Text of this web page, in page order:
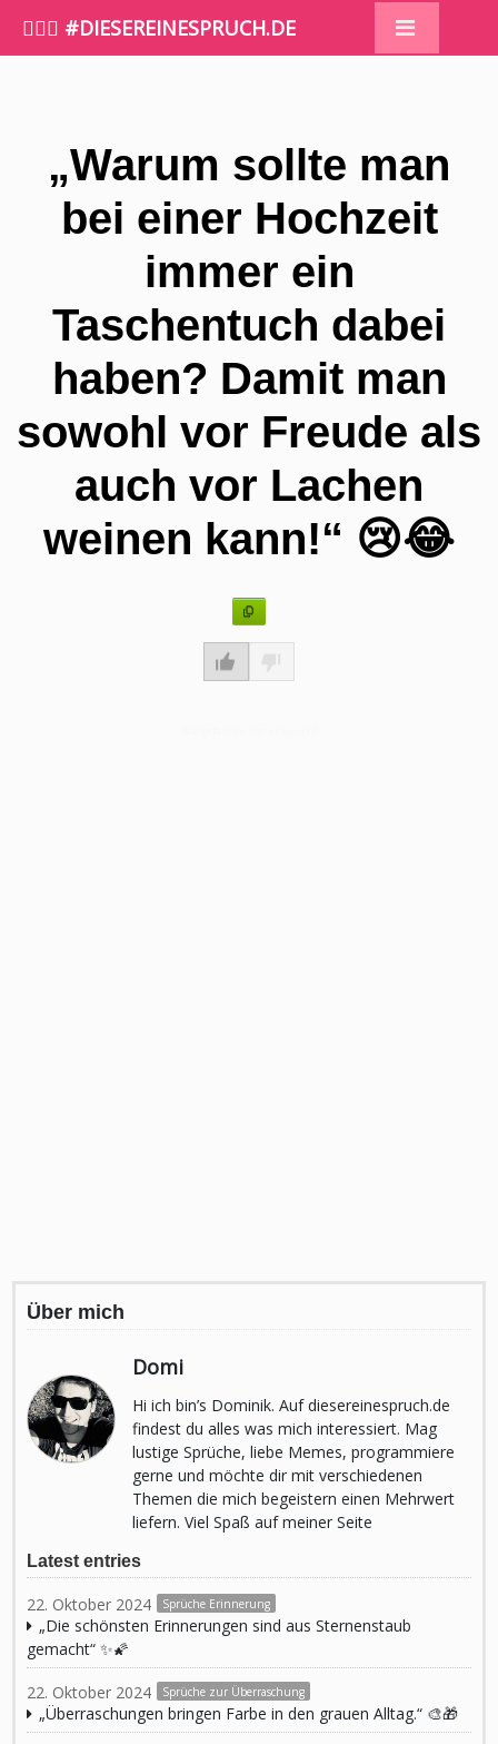
🤷🏼‍♀️ #DIESEREINESPRUCH.DE
„Warum sollte man
bei einer Hochzeit
immer ein
Taschentuch dabei
haben? Damit man
sowohl vor Freude als
auch vor Lachen
weinen kann!“ 😢😂
Über mich
Domi
Hi ich bin’s Dominik. Auf diesereinespruch.de
findest du alles was mich interessiert. Mag
lustige Sprüche, liebe Memes, programmiere
gerne und möchte dir mit verschiedenen
Themen die mich begeistern einen Mehrwert
liefern. Viel Spaß auf meiner Seite
Latest entries
22. Oktober 2024 Sprüche Erinnerung
„Die schönsten Erinnerungen sind aus Sternenstaub
gemacht“ ✨🌠
22. Oktober 2024 Sprüche zur Überraschung
„Überraschungen bringen Farbe in den grauen Alltag.“ 🎨🎁